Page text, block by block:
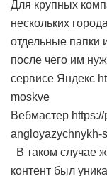
Для крупных
нескольких
отдельные папки
после чего им
сервисе Яндекс
moskve
Вебмастер
angloyazychnykh-
В таком случае
контент был